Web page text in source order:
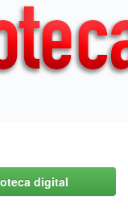
digital